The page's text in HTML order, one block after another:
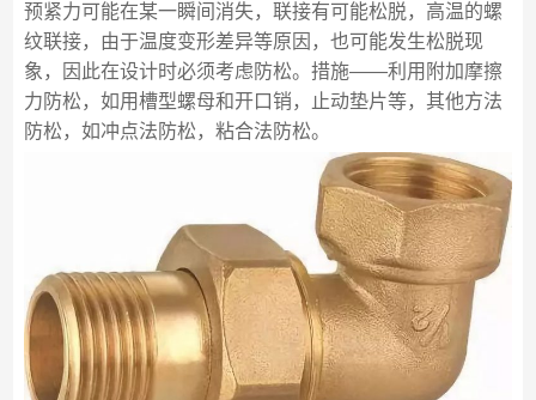
预紧力可能在某一瞬间消失，联接有可能松脱，高温的螺
纹联接，由于温度变形差异等原因，也可能发生松脱现
象，因此在设计时必须考虑防松。措施——利用附加摩擦
力防松，如用槽型螺母和开口销，止动垫片等，其他方法
防松，如冲点法防松，粘合法防松。